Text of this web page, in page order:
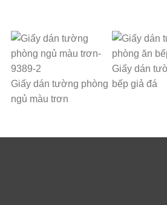
Giấy dán tường phòng
ngủ màu trơn
Giấy dán
bếp giả đá